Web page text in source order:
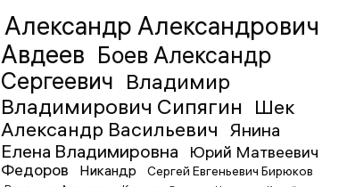
Александр Александрович
Авдеев Боев Александр
Сергеевич Владимир
Владимирович Сипягин Шек
Александр Васильевич
Янина
Елена Владимировна
Юрий Матвеевич
Федоров
Никандр Сергей Евгеньевич Бирюков